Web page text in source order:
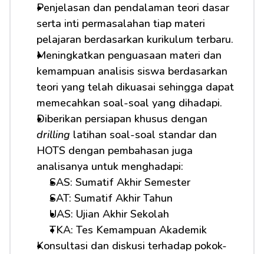
Penjelasan dan pendalaman teori dasar
serta inti permasalahan tiap materi
pelajaran berdasarkan kurikulum terbaru.
Meningkatkan penguasaan materi dan
kemampuan analisis siswa berdasarkan
teori yang telah dikuasai sehingga dapat
memecahkan soal-soal yang dihadapi.
drilling latihan soal-soal standar dan
HOTS dengan pembahasan juga
analisanya untuk menghadapi:
SAS: Sumatif Akhir Semester
SAT: Sumatif Akhir Tahun
UAS: Ujian Akhir Sekolah
TKA: Tes Kemampuan Akademik
Konsultasi dan diskusi terhadap pokok-